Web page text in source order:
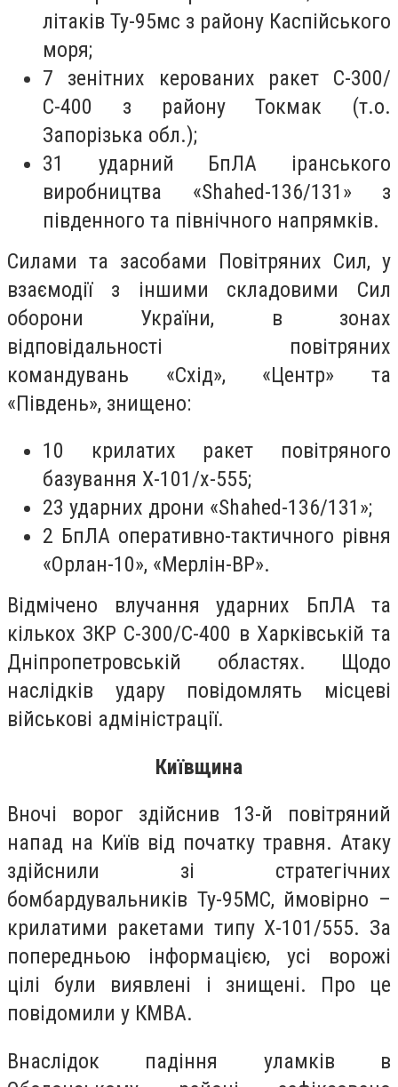
літаків Ту-95мс з району Каспійського
моря;
7 зенітних керованих ракет С-300/
С-400 з району Токмак (т.о.
Запорізька обл.);
31 ударний БпЛА іранського
виробництва «Shahed-136/131» з
південного та північного напрямків.
Силами та засобами Повітряних Сил, у
взаємодії з іншими складовими Сил
оборони України, в зонах
відповідальності повітряних
командувань «Схід», «Центр» та
«Південь», знищено:
10 крилатих ракет повітряного
базування Х-101/х-555;
23 ударних дрони «Shahed-136/131»;
2 БпЛА оперативно-тактичного рівня
«Орлан-10», «Мерлін-ВР».
Відмічено влучання ударних БпЛА та
кількох ЗКР С-300/С-400 в Харківській та
Дніпропетровській областях. Щодо
наслідків удару повідомлять місцеві
військові адміністрації.
Київщина
Вночі ворог здійснив 13-й повітряний
напад на Київ від початку травня. Атаку
здійснили зі стратегічних
бомбардувальників Ту-95МС, ймовірно –
крилатими ракетами типу Х-101/555. За
попередньою інформацією, усі ворожі
цілі були виявлені і знищені. Про це
повідомили у КМВА.
Внаслідок падіння уламків в